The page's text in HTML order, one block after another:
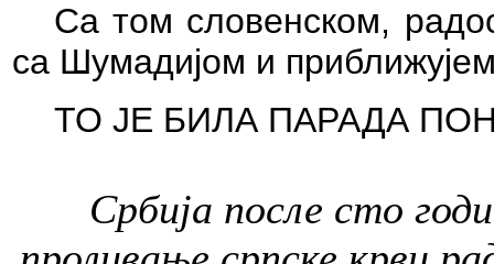
Са том словенском,
са Шумадијом и
ТО ЈЕ БИЛА ПАРАДА
Србија после сто